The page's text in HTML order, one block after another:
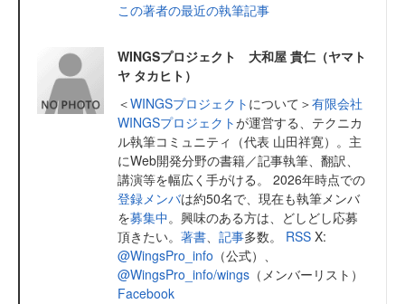
この著者の最近の執筆記事
WINGSプロジェクト 大和屋 貴仁（ヤマト
ヤ タカヒト）
＜WINGSプロジェクト について＞有限会社
WINGSプロジェクトが運営する、テクニカ
ル執筆コミュニティ（代表 山田祥寛）。主
にWeb開発分野の書籍／記事執筆、翻訳、
講演等を幅広く手がける。 2026年時点での
登録メンバは約50名で、現在も執筆メンバ
を募集中。興味のある方は、どしどし応募
頂きたい。 著書、 記事多数。 RSS X:
@WingsPro_info （公式）、
@WingsPro_info/wings （メンバーリスト）
Facebook